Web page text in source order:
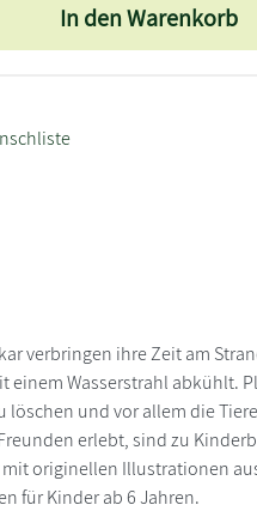
In den Warenkorb
verbringen ihre Zeit am
einem Wasserstrahl abkühlt.
und vor allem die
erlebt, sind zu
originellen Illustrationen
für Kinder ab 6 Jahren.